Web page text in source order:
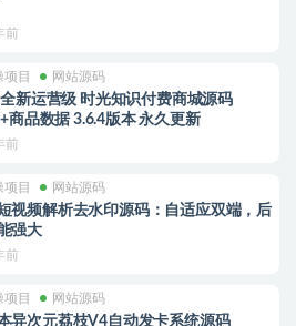
前
项目 网站源码
新运营级 时光知识付费商城源码
商品数据 3.6.4版本 永久更新
前
项目 网站源码
视频解析去水印源码：自适应双端，后
强大
前
项目 网站源码
异次元荔枝V4自动发卡系统源码